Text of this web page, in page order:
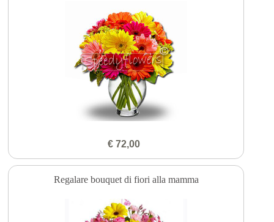
€ 72,00
Regalare bouquet di fiori alla mamma